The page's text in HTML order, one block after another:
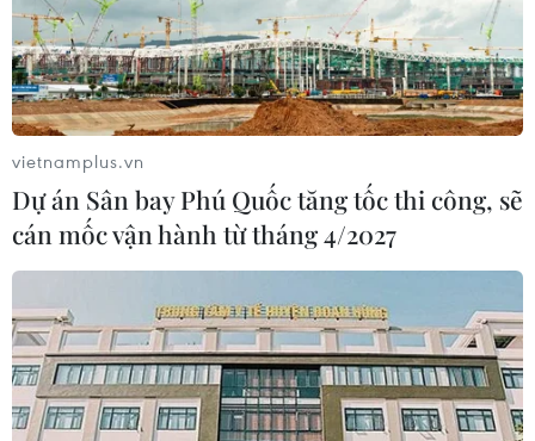
Chủ tàu Việt Nam rất khó khăn trong việc
giành thị phần vận tải biển
vietnamplus.vn
Dự án Sân bay Phú Quốc tăng tốc thi công, sẽ
cán mốc vận hành từ tháng 4/2027